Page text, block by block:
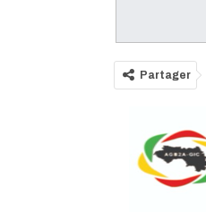
Partager